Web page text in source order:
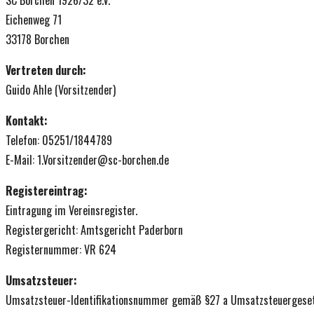
Eichenweg 71
33178 Borchen
Vertreten durch:
Guido Ahle (Vorsitzender)
Kontakt:
Telefon: 05251/1844789
E-Mail: 1.Vorsitzender@sc-borchen.de
Registereintrag:
Eintragung im Vereinsregister.
Registergericht: Amtsgericht Paderborn
Registernummer: VR 624
Umsatzsteuer:
Umsatzsteuer-Identifikationsnummer gemäß §27 a